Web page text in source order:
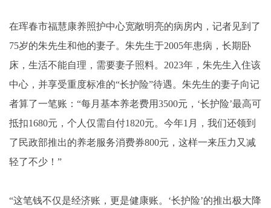
在珲春市福慧康养照护中心宽敞明亮的病房内，记者见到了
75岁的朱先生和他的妻子。朱先生于2005年患病，长期卧
床，生活不能自理，需要妻子照料。2023年，朱先生入住该
中心，并享受重度标准的“长护险”待遇。朱先生的妻子向记
者算了一笔账：“每月基本养老费用3500元，‘长护险’最高可
抵扣1680元，个人仅需自付1820元。今年1月，我们还领到
了民政部推出的养老服务消费券800元，这样一来压力又减
轻了不少！”
“这笔钱不仅是经济账，更是健康账。‘长护险’的推出极大降